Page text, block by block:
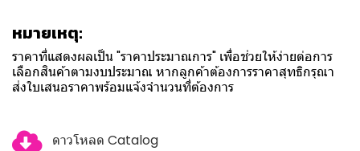
หมายเหตุ:
ราคาที่แสดงผลเป็น "ราคาประมาณการ" เพื่อช่วยให้ง่ายต่อการ
เลือกสินค้าตามงบประมาณ หากลูกค้าต้องการราคาสุทธิกรุณา
ส่งใบเสนอราคาพร้อมแจ้งจำนวนที่ต้องการ
ดาวโหลด Catalog